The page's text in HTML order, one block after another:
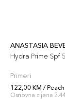
ANASTASIA
Hydra Prime Spf
Primeri
122,00 KM / Peach
Osnovna cijena